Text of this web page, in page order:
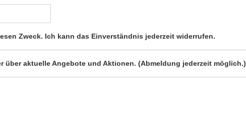
Zweck. Ich kann das Einverständnis jederzeit widerrufen.
aktuelle Angebote und Aktionen. (Abmeldung jederzeit möglich.)